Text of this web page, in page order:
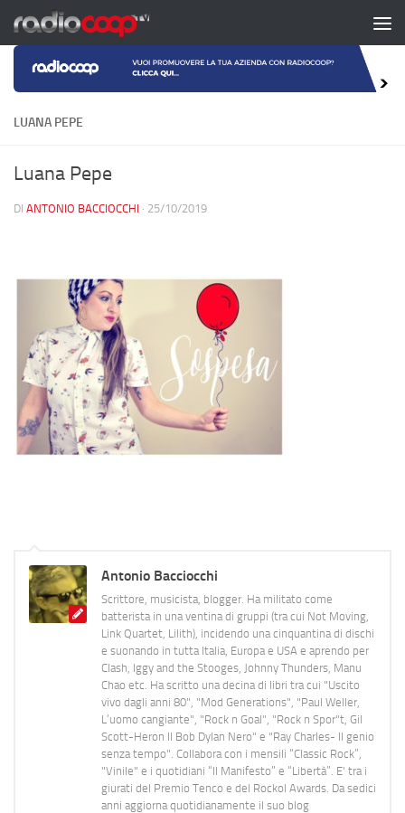
Salta al contenuto
LUANA PEPE
Luana Pepe
DI ANTONIO BACCIOCCHI · 25/10/2019
Antonio Bacciocchi
Scrittore, musicista, blogger. Ha militato come
batterista in una ventina di gruppi (tra cui Not Moving,
Link Quartet, Lilith), incidendo una cinquantina di dischi
e suonando in tutta Italia, Europa e USA e aprendo per
Clash, Iggy and the Stooges, Johnny Thunders, Manu
Chao etc. Ha scritto una decina di libri tra cui "Uscito
vivo dagli anni 80", "Mod Generations", "Paul Weller,
L’uomo cangiante", "Rock n Goal", "Rock n Spor"t, Gil
Scott-Heron Il Bob Dylan Nero" e "Ray Charles- Il genio
senza tempo". Collabora con i mensili “Classic Rock”,
"Vinile" e i quotidiani “Il Manifesto” e “Libertà”. E' tra i
giurati del Premio Tenco e del Rockol Awards. Da sedici
anni aggiorna quotidianamente il suo blog